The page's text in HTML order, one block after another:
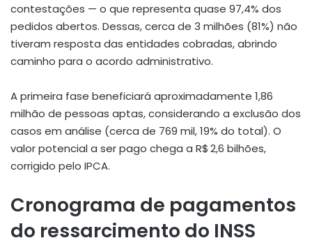
contestações — o que representa quase 97,4% dos
pedidos abertos. Dessas, cerca de 3 milhões (81%) não
tiveram resposta das entidades cobradas, abrindo
caminho para o acordo administrativo.
A primeira fase beneficiará aproximadamente 1,86
milhão de pessoas aptas, considerando a exclusão dos
casos em análise (cerca de 769 mil, 19% do total). O
valor potencial a ser pago chega a R$ 2,6 bilhões,
corrigido pelo IPCA.
Cronograma de pagamentos
do ressarcimento do INSS